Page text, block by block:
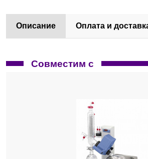
Описание Оплата и
Совместим с